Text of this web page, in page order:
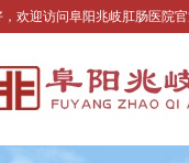
，欢迎访问阜阳兆岐肛肠医院